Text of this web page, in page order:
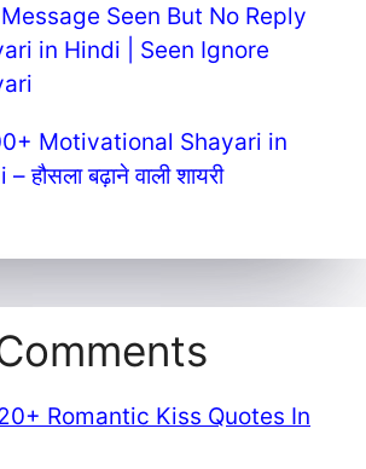
Seen But No Reply
in Hindi | Seen Ignore
Motivational Shayari in
हौसला बढ़ाने वाली शायरी
Romantic Kiss Quotes In